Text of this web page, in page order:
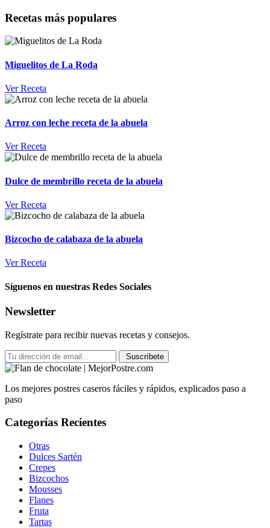
Recetas más populares
Miguelitos de La Roda
Ver Receta
Arroz con leche receta de la abuela
Ver Receta
Dulce de membrillo receta de la abuela
Ver Receta
Bizcocho de calabaza de la abuela
Ver Receta
Síguenos en nuestras Redes Sociales
Newsletter
Regístrate para recibir nuevas recetas y consejos.
Suscríbete
Los mejores postres caseros fáciles y rápidos, explicados paso a
paso
Categorías Recientes
Otras
Dulces Sartén
Crepes
Bizcochos
Mousses
Flanes
Fruta
Tartas